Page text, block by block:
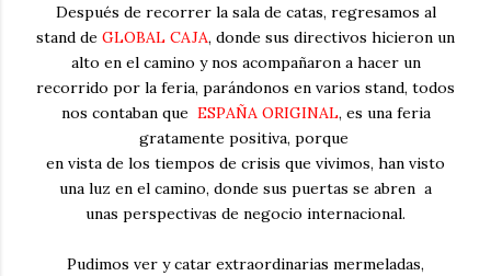
Después de recorrer la sala de catas, regresamos al
stand de GLOBAL CAJA, donde sus directivos hicieron un
alto en el camino y nos acompañaron a hacer un
recorrido por la feria, parándonos en varios stand, todos
nos contaban que ESPAÑA ORIGINAL, es una feria
gratamente positiva, porque
en vista de los tiempos de crisis que vivimos, han visto
una luz en el camino, donde sus puertas se abren a
unas perspectivas de negocio internacional.
Pudimos ver y catar extraordinarias mermeladas,